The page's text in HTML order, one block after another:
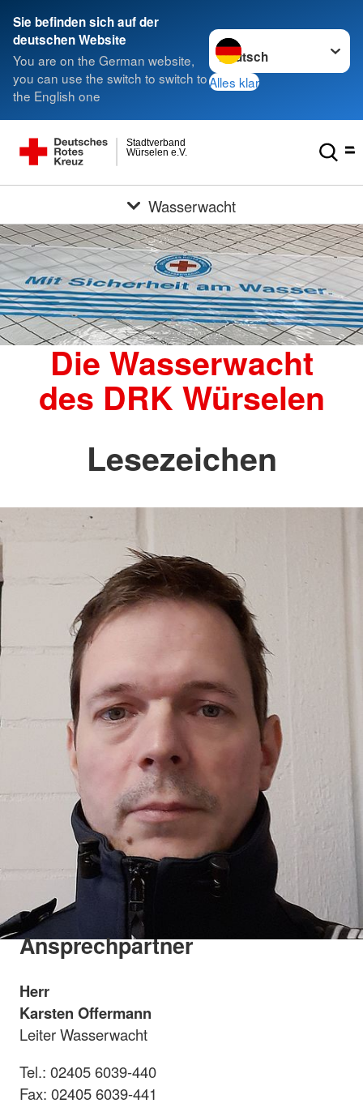
Sie befinden sich auf der
deutschen Website
You are on the German website,
you can use the switch to switch to
the English one
Sprache wechseln zu
Alles klar
Würselen e.V.
Stadtverband
Wasserwacht
Die Wasserwacht
des DRK Würselen
Lesezeichen
Ansprechpartner
Herr
Karsten Offermann
Leiter Wasserwacht
Tel.: 02405 6039-440
Fax: 02405 6039-441